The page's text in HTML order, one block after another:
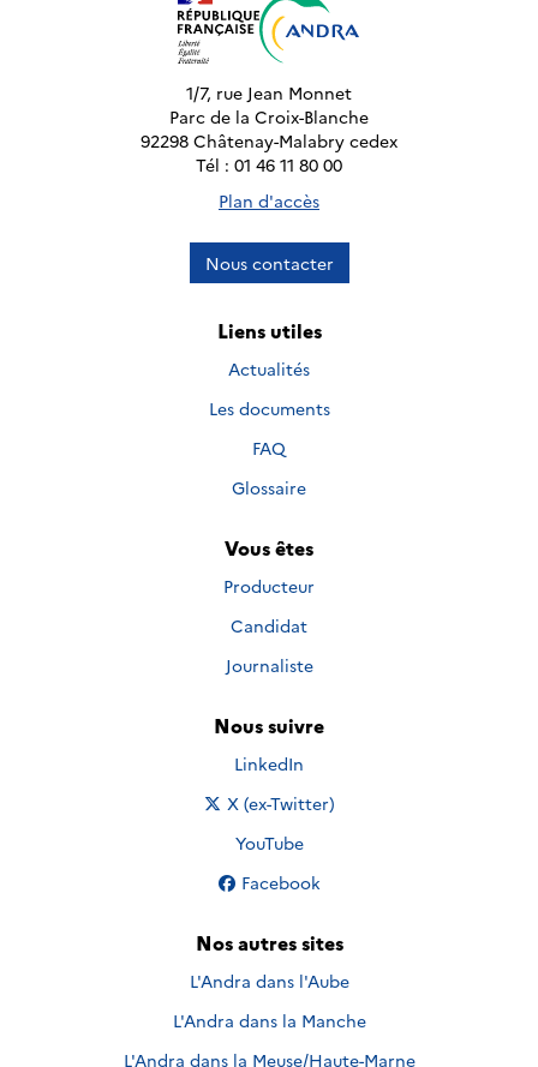
1/7, rue Jean Monnet
Parc de la Croix-Blanche
92298 Châtenay-Malabry cedex
Tél : 01 46 11 80 00
Plan d'accès
Nous contacter
Liens utiles
Actualités
Les documents
FAQ
Glossaire
Vous êtes
Producteur
Candidat
Journaliste
Nous suivre
Nous suivre sur
LinkedIn
Nous suivre sur
X (ex-Twitter)
Nous suivre sur
YouTube
Nous suivre sur
Facebook
Nos autres sites
L'Andra dans l'Aube
L'Andra dans la Manche
L'Andra dans la Meuse/Haute-Marne